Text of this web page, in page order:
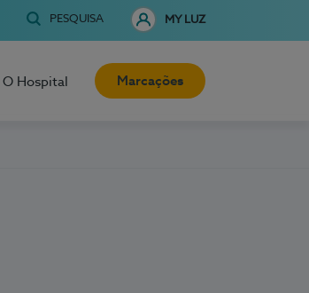
PESQUISA MY LUZ
O Hospital Marcações